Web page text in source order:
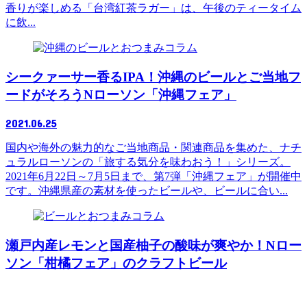
香りが楽しめる「台湾紅茶ラガー」は、午後のティータイム
に飲...
コラム
シークァーサー香るIPA！沖縄のビールとご当地フ
ードがそろうNローソン「沖縄フェア」
2021.06.25
国内や海外の魅力的なご当地商品・関連商品を集めた、ナチ
ュラルローソンの「旅する気分を味わおう！」シリーズ。
2021年6月22日～7月5日まで、第7弾「沖縄フェア」が開催中
です。沖縄県産の素材を使ったビールや、ビールに合い...
コラム
瀬戸内産レモンと国産柚子の酸味が爽やか！Nロー
ソン「柑橘フェア」のクラフトビール